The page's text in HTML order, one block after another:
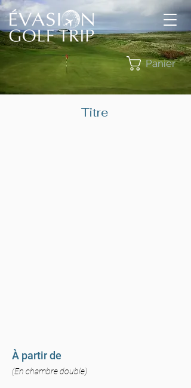
Panier
Titre
À partir de
(En chambre double)